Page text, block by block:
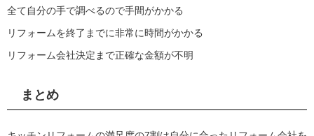
全て自分の手で調べるので手間がかかる
リフォームを終了までに非常に時間がかかる
リフォーム会社決定まで正確な金額が不明
まとめ